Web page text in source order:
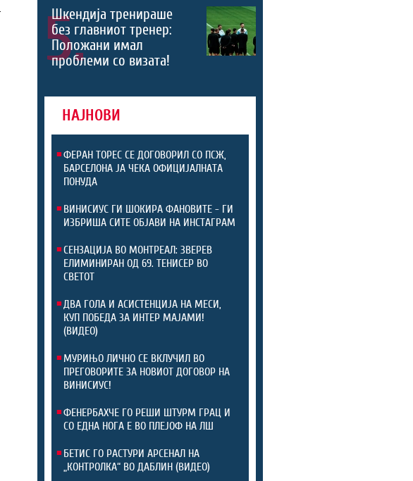
5.
Шкендија тренираше
без главниот тренер:
Положани имал
проблеми со визата!
НАЈНОВИ
ФЕРАН ТОРЕС СЕ ДОГОВОРИЛ СО ПСЖ,
БАРСЕЛОНА ЈА ЧЕКА ОФИЦИЈАЛНАТА
ПОНУДА
ВИНИСИУС ГИ ШОКИРА ФАНОВИТЕ - ГИ
ИЗБРИША СИТЕ ОБЈАВИ НА ИНСТАГРАМ
СЕНЗАЦИЈА ВО МОНТРЕАЛ: ЗВЕРЕВ
ЕЛИМИНИРАН ОД 69. ТЕНИСЕР ВО
СВЕТОТ
ДВА ГОЛА И АСИСТЕНЦИЈА НА МЕСИ,
КУП ПОБЕДА ЗА ИНТЕР МАЈАМИ!
(ВИДЕО)
МУРИЊО ЛИЧНО СЕ ВКЛУЧИЛ ВО
ПРЕГОВОРИТЕ ЗА НОВИОТ ДОГОВОР НА
ВИНИСИУС!
ФЕНЕРБАХЧЕ ГО РЕШИ ШТУРМ ГРАЦ И
СО ЕДНА НОГА Е ВО ПЛЕЈОФ НА ЛШ
БЕТИС ГО РАСТУРИ АРСЕНАЛ НА
„КОНТРОЛКА“ ВО ДАБЛИН (ВИДЕО)